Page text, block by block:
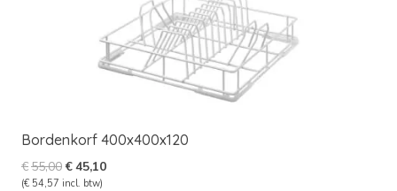
Bordenkorf 400x400x120
€55,00Oorspronkelijke
prijs
€45,10Huidige
(€ 54,57 incl. btw)